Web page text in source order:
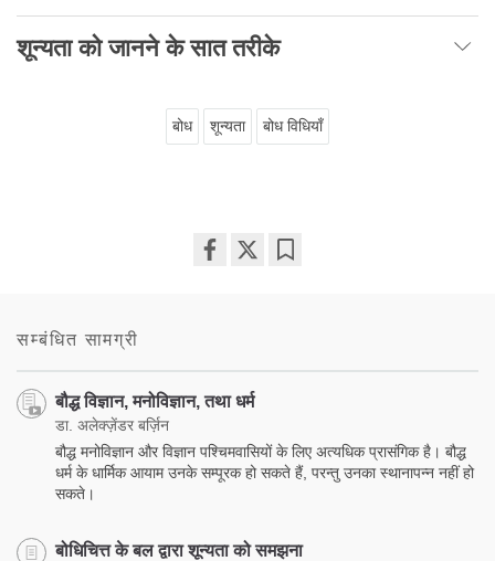
शून्यता को जानने के सात तरीके
बोध शून्यता बोध विधियाँ
सम्बंधित सामग्री
बौद्ध विज्ञान, मनोविज्ञान, तथा धर्म
डा. अलेक्ज़ेंडर बर्ज़िन
बौद्ध मनोविज्ञान और विज्ञान पश्चिमवासियों के लिए अत्यधिक प्रासंगिक है। बौद्ध
धर्म के धार्मिक आयाम उनके सम्पूरक हो सकते हैं, परन्तु उनका स्थानापन्न नहीं हो
सकते।
बोधिचित्त के बल द्वारा शून्यता को समझना